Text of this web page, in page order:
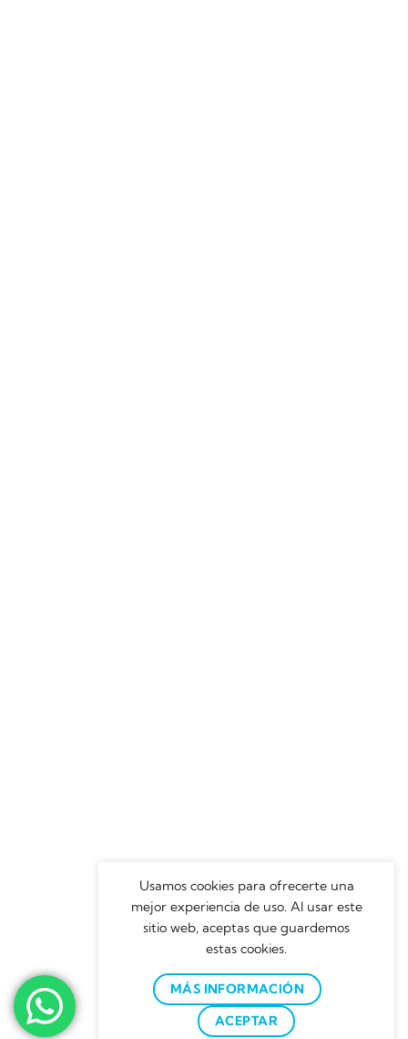
Usamos cookies para ofrecerte una
mejor experiencia de uso. Al usar este
sitio web, aceptas que guardemos
estas cookies.
MÁS INFORMACIÓN
ACEPTAR